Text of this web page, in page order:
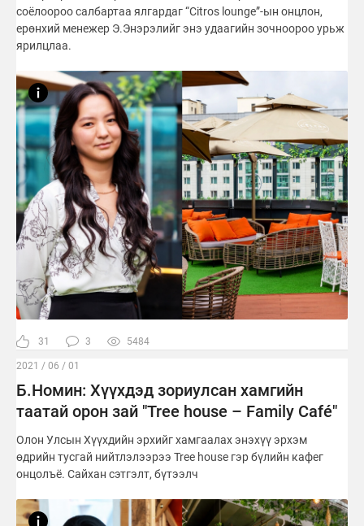
соёлоороо салбартаа ялгардаг “Citros lounge”-ын онцлон,
ерөнхий менежер Э.Энэрэлийг энэ удаагийн зочноороо урьж
ярилцлаа.
31 3 5484
2021 / 06 / 01
Б.Номин: Хүүхдэд зориулсан хамгийн
таатай орон зай "Tree house – Family Café"
Олон Улсын Хүүхдийн эрхийг хамгаалах энэхүү эрхэм
өдрийн тусгай нийтлэлээрээ Tree house гэр бүлийн кафег
онцолъё. Сайхан сэтгэлт, бүтээлч